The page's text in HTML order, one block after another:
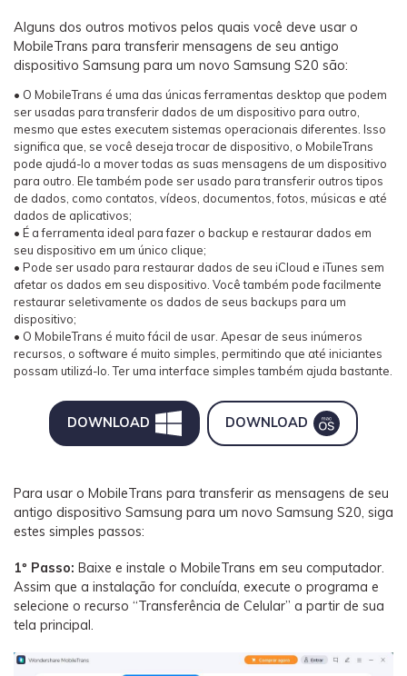
Alguns dos outros motivos pelos quais você deve usar o
MobileTrans para transferir mensagens de seu antigo
dispositivo Samsung para um novo Samsung S20 são:
• O MobileTrans é uma das únicas ferramentas desktop que podem
ser usadas para transferir dados de um dispositivo para outro,
mesmo que estes executem sistemas operacionais diferentes. Isso
significa que, se você deseja trocar de dispositivo, o MobileTrans
pode ajudá-lo a mover todas as suas mensagens de um dispositivo
para outro. Ele também pode ser usado para transferir outros tipos
de dados, como contatos, vídeos, documentos, fotos, músicas e até
dados de aplicativos;
• É a ferramenta ideal para fazer o backup e restaurar dados em
seu dispositivo em um único clique;
• Pode ser usado para restaurar dados de seu iCloud e iTunes sem
afetar os dados em seu dispositivo. Você também pode facilmente
restaurar seletivamente os dados de seus backups para um
dispositivo;
• O MobileTrans é muito fácil de usar. Apesar de seus inúmeros
recursos, o software é muito simples, permitindo que até iniciantes
possam utilizá-lo. Ter uma interface simples também ajuda bastante.
DOWNLOAD DOWNLOAD
Para usar o MobileTrans para transferir as mensagens de seu
antigo dispositivo Samsung para um novo Samsung S20, siga
estes simples passos:
1º Passo: Baixe e instale o MobileTrans em seu computador.
Assim que a instalação for concluída, execute o programa e
selecione o recurso “Transferência de Celular” a partir de sua
tela principal.